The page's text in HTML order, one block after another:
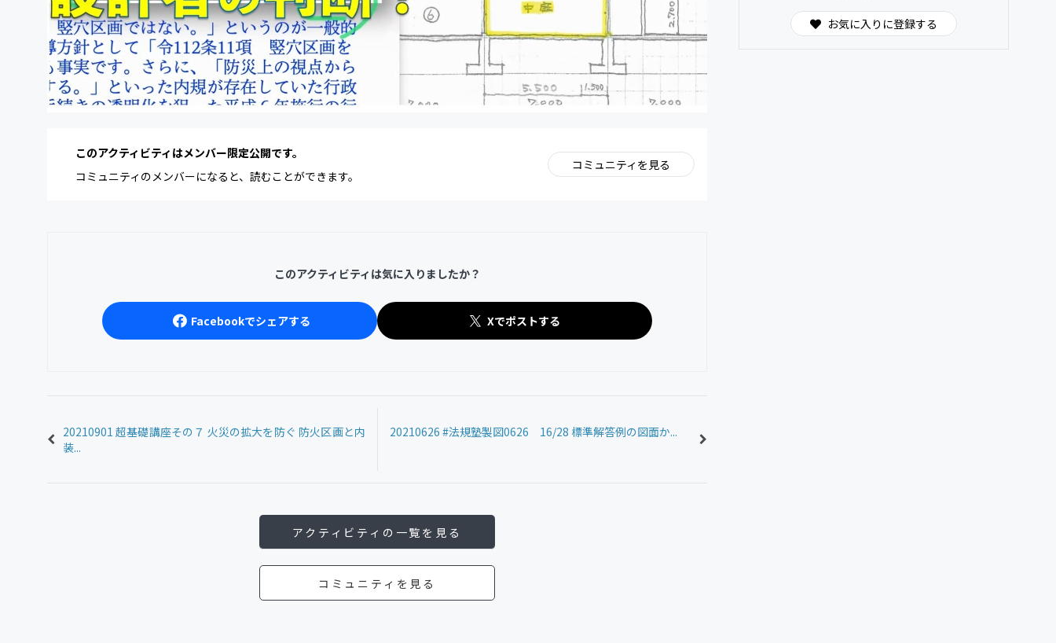
このアクティビティはメンバー限定公開です。
コミュニティのメンバーになると、読むことができます。
コミュニティを見る
このアクティビティは気に入りましたか？
Facebookでシェアする Xでポストする
20210901 超基礎講座その７ 火災の拡大を防ぐ 防火区画と内
装...
20210626 #法規塾製図0626 16/28 標準解答例の図面か...
アクティビティの一覧を見る
コミュニティを見る
お気に入りに登録する